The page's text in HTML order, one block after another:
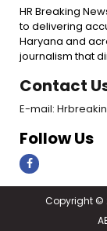
HR Breaking
to delivering
Haryana and
journalism that
Contact
E-mail:
Follow Us
Copyright ©